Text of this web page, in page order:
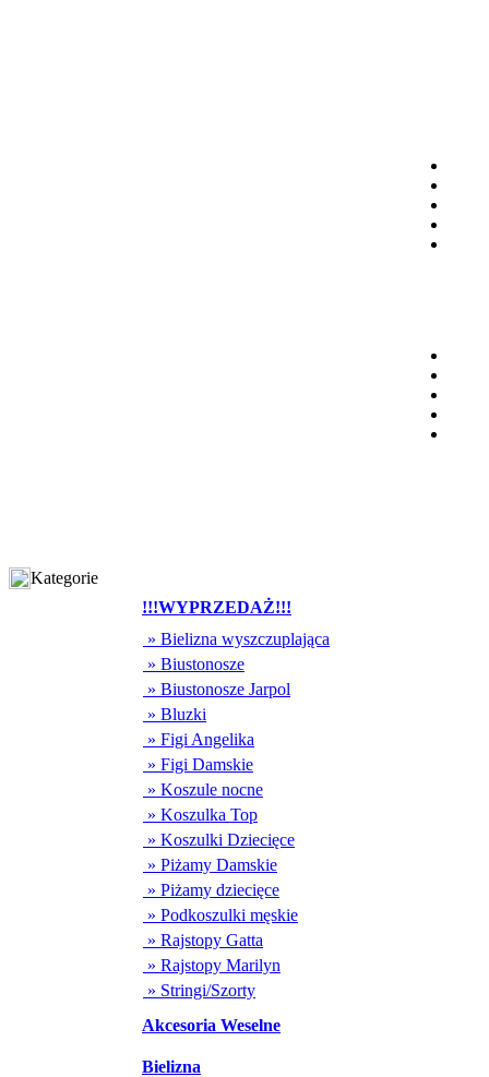
Kategorie
!!!WYPRZEDAŻ!!!
» Bielizna wyszczuplająca
» Biustonosze
» Biustonosze Jarpol
» Bluzki
» Figi Angelika
» Figi Damskie
» Koszule nocne
» Koszulka Top
» Koszulki Dziecięce
» Piżamy Damskie
» Piżamy dziecięce
» Podkoszulki męskie
» Rajstopy Gatta
» Rajstopy Marilyn
» Stringi/Szorty
Akcesoria Weselne
Bielizna